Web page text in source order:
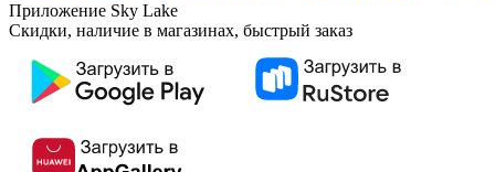
Приложение Sky Lake
Скидки, наличие в магазинах, быстрый заказ